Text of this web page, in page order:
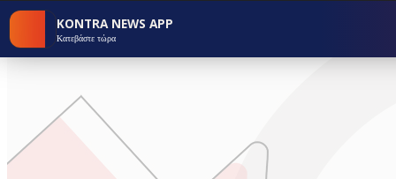
KONTRA NEWS APP
Κατεβάστε τώρα